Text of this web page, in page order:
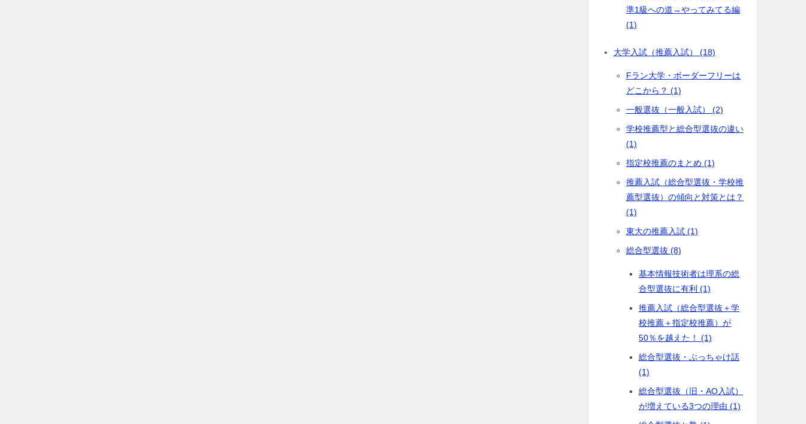
準1級への道→やってみてる編
(1)
大学入試（推薦入試） (18)
Fラン大学・ボーダーフリーは
どこから？ (1)
一般選抜（一般入試） (2)
学校推薦型と総合型選抜の違い
(1)
指定校推薦のまとめ (1)
推薦入試（総合型選抜・学校推
薦型選抜）の傾向と対策とは？
(1)
東大の推薦入試 (1)
総合型選抜 (8)
基本情報技術者は理系の総
合型選抜に有利 (1)
推薦入試（総合型選抜＋学
校推薦＋指定校推薦）が
50％を越えた！ (1)
総合型選抜・ぶっちゃけ話
(1)
総合型選抜（旧・AO入試）
が増えている3つの理由 (1)